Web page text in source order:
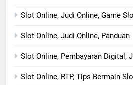
Slot Online, Judi Online, Game
Slot Online, Judi Online, Panduan
Slot Online, Pembayaran Digital,
Slot Online, RTP, Tips Bermain